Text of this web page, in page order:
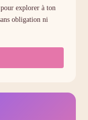
explorer à ton
obligation ni